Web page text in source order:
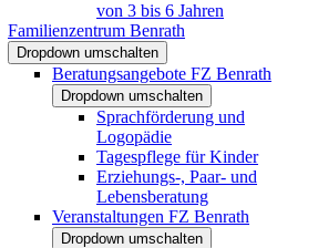
von 3 bis 6 Jahren
Familienzentrum Benrath
Dropdown umschalten
Beratungsangebote FZ Benrath
Dropdown umschalten
Sprachförderung und
Logopädie
Tagespflege für Kinder
Erziehungs-, Paar- und
Lebensberatung
Veranstaltungen FZ Benrath
Dropdown umschalten